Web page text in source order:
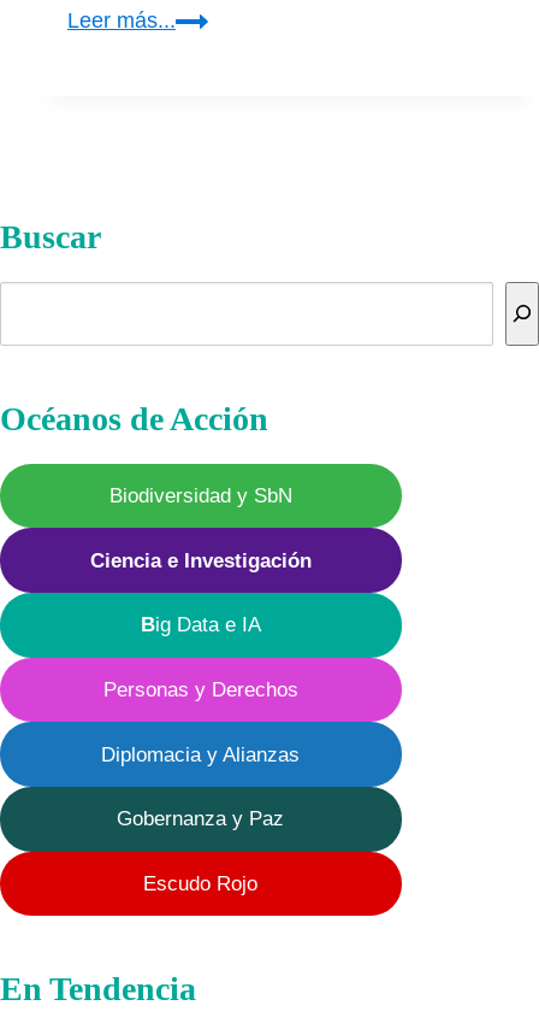
Leer más...Abeja
Buscar
Océanos de Acción
Biodiversidad y SbN
Ciencia e Investigación
Big Data e IA
Personas y Derechos
Diplomacia y Alianzas
Gobernanza y Paz
Escudo Rojo
En Tendencia